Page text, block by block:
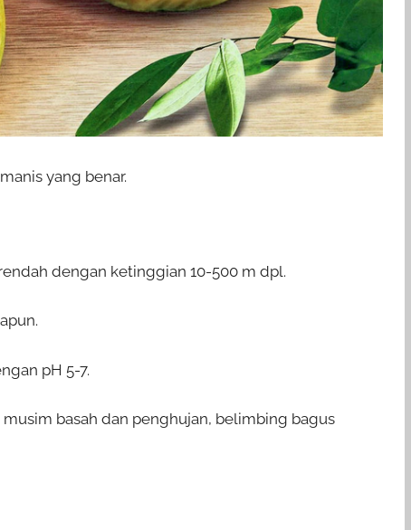
yang benar.
dengan ketinggian 10-500 m dpl.
pH 5-7.
basah dan penghujan, belimbing bagus